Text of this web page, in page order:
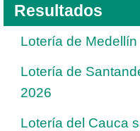
Resultados
Lotería de
Lotería de
2026
Lotería del Cauca